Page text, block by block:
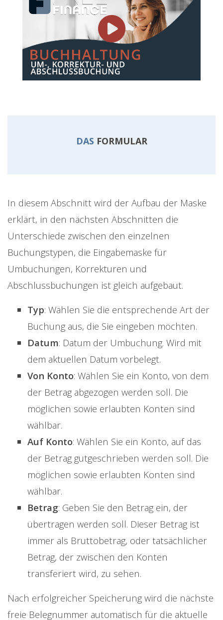
DAS FORMULAR
In diesem Abschnitt wird der Aufbau der Maske
erklärt, in den nächsten Abschnitten die
Unterschiede zwischen den einzelnen
Buchungstypen, die Eingabemaske für
Umbuchungen, Korrekturen und
Abschlussbuchungen ist gleich aufgebaut.
Typ: Wählen Sie die entsprechende Art der
Buchung aus, die Sie eingeben möchten.
Datum: Datum der Umbuchung. Wird mit
dem aktuellen Datum vorbelegt.
Von Konto: Wählen Sie ein Konto, von dem
der Betrag abgezogen werden soll. Die
möglichen sowie erlaubten Konten sind
wählbar.
Auf Konto: Wählen Sie ein Konto, auf das
der Betrag gutgeschrieben werden soll. Die
möglichen sowie erlaubten Konten sind
wählbar.
Betrag: Geben Sie den Betrag ein, der
übertragen werden soll. Dieser Betrag ist
immer als Bruttobetrag, oder tatsächlicher
Betrag, der zwischen den Konten
transferiert wird, zu sehen.
Nach erfolgreicher Speicherung wird die nächste
freie Belegnummer automatisch für die aktuelle